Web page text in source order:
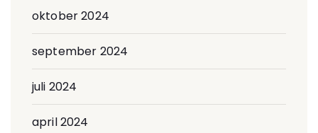
oktober 2024
september 2024
juli 2024
april 2024